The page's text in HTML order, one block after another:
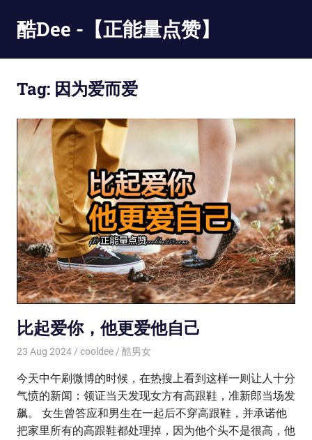
content
酷Dee -【正能量点赞】
最
有
Tag: 因为爱而爱
比起爱你，他更爱他自己
23 Aug 2024 cooldee 酷男女
今天中午刷微博的时候，在热搜上看到这样一则让人十分
气愤的新闻：领证当天发现女方有高跟鞋，准新郎当场发
飙。 女生曾答应和男生在一起后不穿高跟鞋，并承诺他
把家里所有的高跟鞋都处理掉，因为他个头不是很高，他